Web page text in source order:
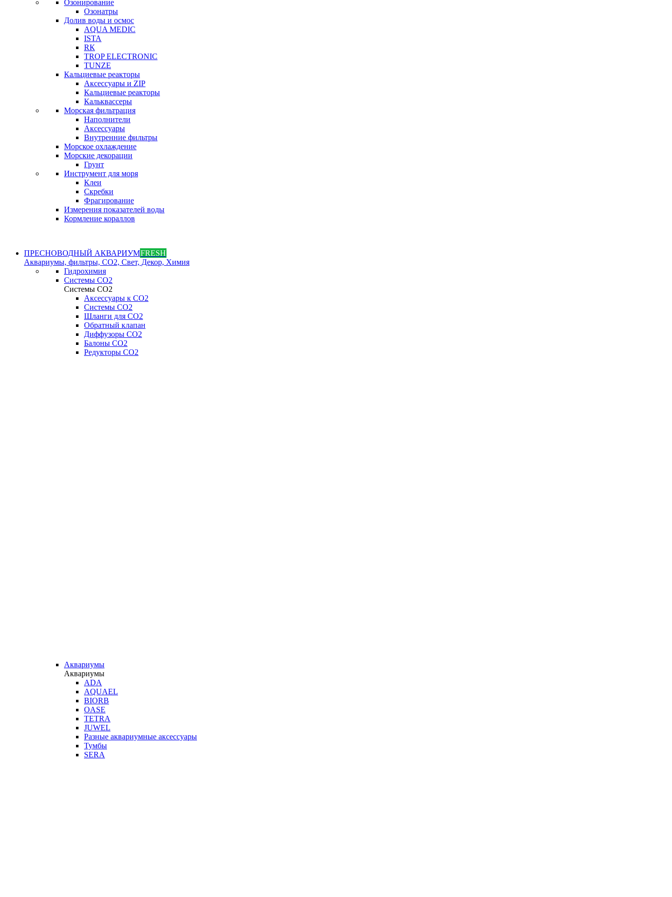
Озонирование
Озонатры
Долив воды и осмос
AQUA MEDIC
ISTA
RК
TROP ELECTRONIC
TUNZE
Кальциевые реакторы
Аксессуары и ZIP
Кальциевые реакторы
Кальквассеры
Морская фильтрация
Наполнители
Аксессуары
Внутренние фильтры
Морское охлаждение
Морские декорации
Грунт
Инструмент для моря
Клеи
Скребки
Фрагирование
Измерения показателей воды
Кормление кораллов
ПРЕСНОВОДНЫЙ АКВАРИУМFRESH
Аквариумы, фильтры, СО2, Свет, Декор, Химия
Гидрохимия
Системы СО2
Системы СО2
Аксессуары к СО2
Системы СО2
Шланги для CO2
Обратный клапан
Диффузоры СO2
Балоны CO2
Редукторы CO2
Аквариумы
Аквариумы
ADA
AQUAEL
BIORB
OASE
TETRA
JUWEL
Разные аквариумные аксессуары
Тумбы
SERA